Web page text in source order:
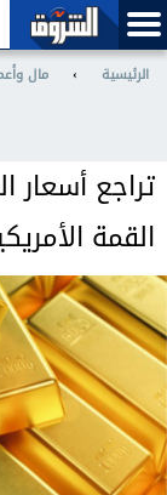
الرئيسية › مال
تراجع
القمة